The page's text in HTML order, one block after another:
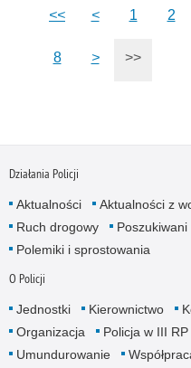
<< < 1 2
8 > >>
Działania Policji
Aktualności Aktualności z
Ruch drogowy
Poszukiwani
Polemiki i sprostowania
O Policji
Jednostki Kierownictwo
Organizacja
Policja w III RP
Umundurowanie